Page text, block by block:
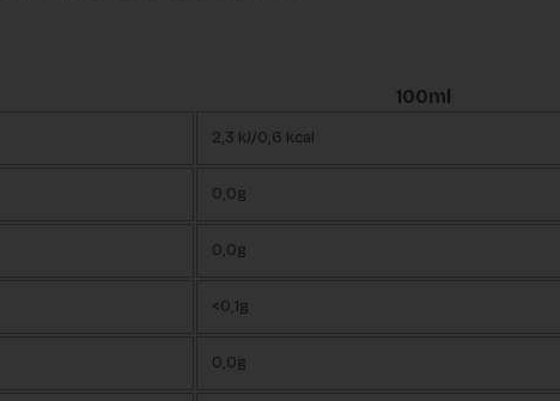
100ml
2,3 kJ/0,6 kcal
0,0g
0,0g
<0,1g
0,0g